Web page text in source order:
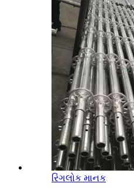
રિંગલોક માનક